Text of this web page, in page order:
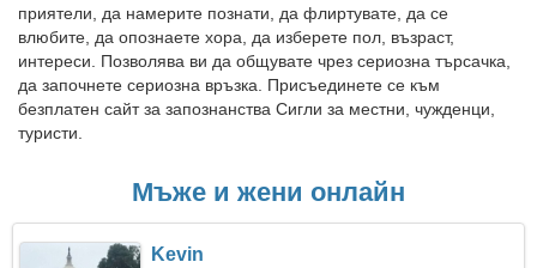
приятели, да намерите познати, да флиртувате, да се
влюбите, да опознаете хора, да изберете пол, възраст,
интереси. Позволява ви да общувате чрез сериозна търсачка,
да започнете сериозна връзка. Присъединете се към
безплатен сайт за запознанства Сигли за местни, чужденци,
туристи.
Мъже и жени онлайн
Kevin